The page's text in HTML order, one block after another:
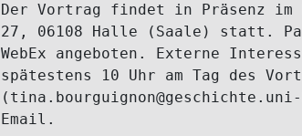
Der Vortrag findet in Präsenz im
27, 06108 Halle (Saale) statt.
WebEx angeboten. Externe
spätestens 10 Uhr am Tag des
Email.